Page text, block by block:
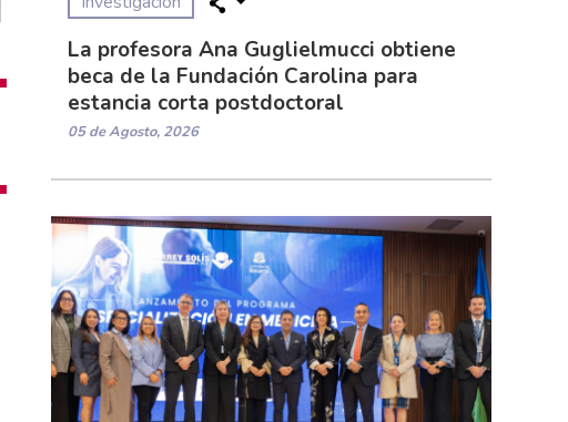
La profesora Ana Guglielmucci obtiene
beca de la Fundación Carolina para
estancia corta postdoctoral
05 de Agosto, 2026